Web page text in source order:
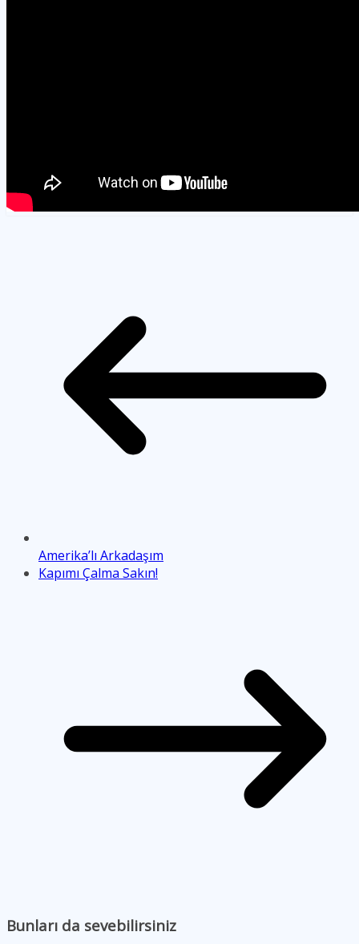
Amerika’lı Arkadaşım
Kapımı Çalma Sakın!
Bunları da sevebilirsiniz